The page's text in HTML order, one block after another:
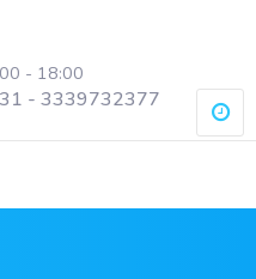
- 18:00
- 3339732377